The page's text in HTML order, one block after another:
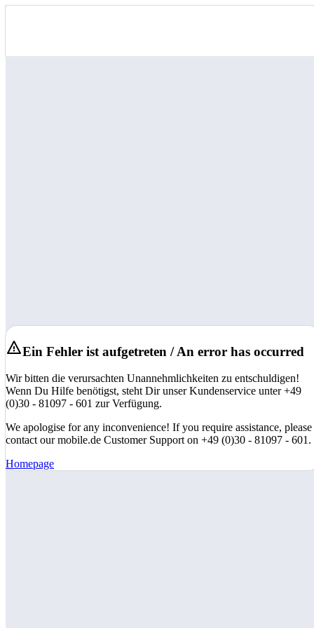
Ein Fehler ist aufgetreten / An error has occurred
Wir bitten die verursachten Unannehmlichkeiten zu entschuldigen!
Wenn Du Hilfe benötigst, steht Dir unser Kundenservice unter +49
(0)30 - 81097 - 601 zur Verfügung.
We apologise for any inconvenience! If you require assistance, please
contact our mobile.de Customer Support on +49 (0)30 - 81097 - 601.
Homepage